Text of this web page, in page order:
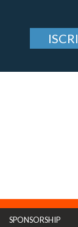
SPONSORSHIP